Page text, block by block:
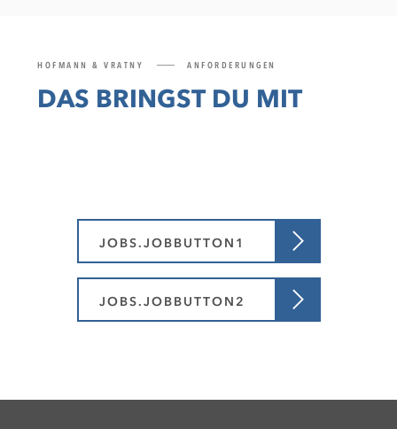
HOFMANN & VRATNY ANFORDERUNGEN
DAS BRINGST DU MIT
JOBS.JOBBUTTON1
JOBS.JOBBUTTON2